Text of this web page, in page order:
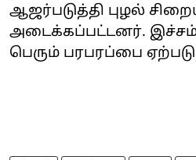
ஆஜர்படுத்தி புழல்
அடைக்கப்பட்டனர்.
பெரும் பரபரப்பை